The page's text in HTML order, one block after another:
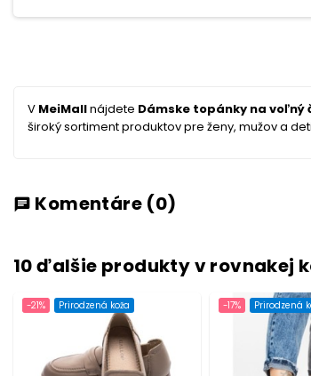
V MeiMallnájdete Dámske topánky na voľný
široký sortiment produktov pre ženy, mužov a
chat Komentáre (0)
10 ďalšie produkty v rovnakej
-21% Prirodzená koža -17% Prirodzená